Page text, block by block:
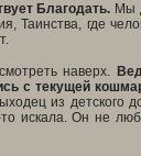
Благодать. Мы
Таинства, где
наверх.
с текущей
из детского
искала. Он не